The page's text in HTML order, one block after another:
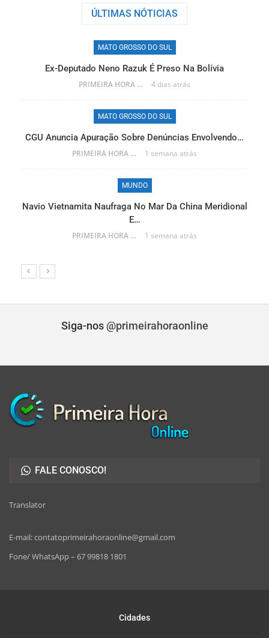
ÚLTIMAS NÓTICIAS
MATO GROSSO DO SUL
Ex-Deputado Neno Razuk É Preso Na Bolívia
PRIMEIRA HORA ONLINE 4 dias atrás
MATO GROSSO DO SUL
CGU Anuncia Apuração Sobre Denúncias Envolvendo…
PRIMEIRA HORA ONLINE 1 semana atrás
MUNDO
Navio Vietnamita Naufraga No Mar Da China Meridional
E…
PRIMEIRA HORA ONLINE 1 semana atrás
Siga-nos @primeirahoraonline
FALE CONOSCO!
Translator
E-mail: contatoprimeirahoraonline@gmail.com
Fone/ WhatsApp – 67 99818 1801
Cidades